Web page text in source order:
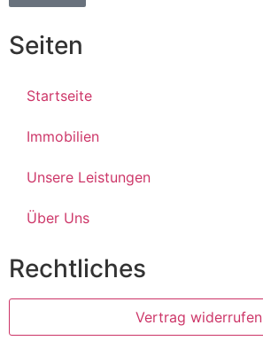
Seiten
Startseite
Immobilien
Unsere Leistungen
Über Uns
Rechtliches
Vertrag widerrufen